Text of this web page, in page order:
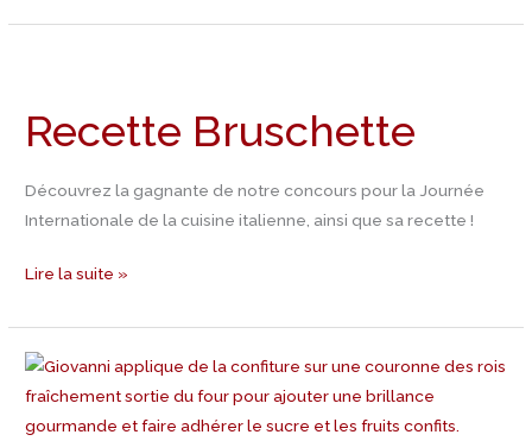
Recette Bruschette
Découvrez la gagnante de notre concours pour la Journée
Internationale de la cuisine italienne, ainsi que sa recette !
Lire la suite »
Recette
Gâteau
des